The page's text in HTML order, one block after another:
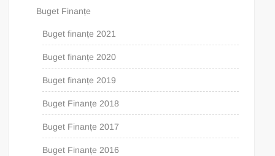
Buget Finanțe
Buget finanțe 2021
Buget finanțe 2020
Buget finanțe 2019
Buget Finanțe 2018
Buget Finanțe 2017
Buget Finanțe 2016